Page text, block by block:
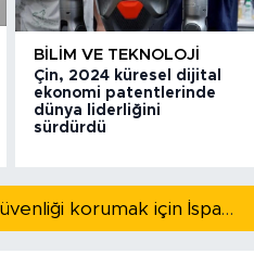
BILIM VE TEKNOLOJI
Çin, 2024 küresel dijital
ekonomi patentlerinde
dünya liderliğini
sürdürdü
İtalya Başbakanı: Ulusal güvenliği korumak için İspanya ile Schengen kapsamındaki serbest dolaşımı askıya alıyoruz